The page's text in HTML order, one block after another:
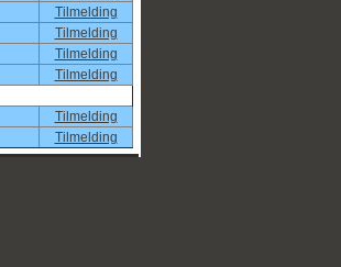
Tilmelding
Tilmelding
Tilmelding
Tilmelding
Tilmelding
Tilmelding